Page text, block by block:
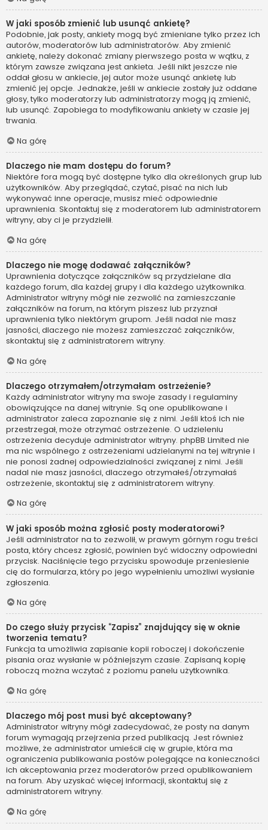
W jaki sposób zmienić lub usunąć ankietę?
Podobnie, jak posty, ankiety mogą być zmieniane tylko przez ich
autorów, moderatorów lub administratorów. Aby zmienić
ankietę, należy dokonać zmiany pierwszego posta w wątku, z
którym zawsze związana jest ankieta. Jeśli nikt jeszcze nie
oddał głosu w ankiecie, jej autor może usunąć ankietę lub
zmienić jej opcje. Jednakże, jeśli w ankiecie zostały już oddane
głosy, tylko moderatorzy lub administratorzy mogą ją zmienić,
lub usunąć. Zapobiega to modyfikowaniu ankiety w czasie jej
trwania.
Na górę
Dlaczego nie mam dostępu do forum?
Niektóre fora mogą być dostępne tylko dla określonych grup lub
użytkowników. Aby przeglądać, czytać, pisać na nich lub
wykonywać inne operacje, musisz mieć odpowiednie
uprawnienia. Skontaktuj się z moderatorem lub administratorem
witryny, aby ci je przydzielił.
Na górę
Dlaczego nie mogę dodawać załączników?
Uprawnienia dotyczące załączników są przydzielane dla
każdego forum, dla każdej grupy i dla każdego użytkownika.
Administrator witryny mógł nie zezwolić na zamieszczanie
załączników na forum, na którym piszesz lub przyznał
uprawnienia tylko niektórym grupom. Jeśli nadal nie masz
jasności, dlaczego nie możesz zamieszczać załączników,
skontaktuj się z administratorem witryny.
Na górę
Dlaczego otrzymałem/otrzymałam ostrzeżenie?
Każdy administrator witryny ma swoje zasady i regulaminy
obowiązujące na danej witrynie. Są one opublikowane i
administrator zaleca zapoznanie się z nimi. Jeśli ktoś ich nie
przestrzegał, może otrzymać ostrzeżenie. O udzieleniu
ostrzeżenia decyduje administrator witryny. phpBB Limited nie
ma nic wspólnego z ostrzeżeniami udzielanymi na tej witrynie i
nie ponosi żadnej odpowiedzialności związanej z nimi. Jeśli
nadal nie masz jasności, dlaczego otrzymałeś/otrzymałaś
ostrzeżenie, skontaktuj się z administratorem witryny.
Na górę
W jaki sposób można zgłosić posty moderatorowi?
Jeśli administrator na to zezwolił, w prawym górnym rogu treści
posta, który chcesz zgłosić, powinien być widoczny odpowiedni
przycisk. Naciśnięcie tego przycisku spowoduje przeniesienie
cię do formularza, który po jego wypełnieniu umożliwi wysłanie
zgłoszenia.
Na górę
Do czego służy przycisk “Zapisz” znajdujący się w oknie
tworzenia tematu?
Funkcja ta umożliwia zapisanie kopii roboczej i dokończenie
pisania oraz wysłanie w późniejszym czasie. Zapisaną kopię
roboczą można wczytać z poziomu panelu użytkownika.
Na górę
Dlaczego mój post musi być akceptowany?
Administrator witryny mógł zadecydować, że posty na danym
forum wymagają przejrzenia przed publikacją. Jest również
możliwe, że administrator umieścił cię w grupie, która ma
ograniczenia publikowania postów polegające na konieczności
ich akceptowania przez moderatorów przed opublikowaniem
na forum. Aby uzyskać więcej informacji, skontaktuj się z
administratorem witryny.
Na górę